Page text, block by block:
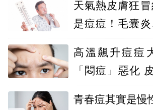
天氣熱皮膚狂
是痘痘！毛囊
高溫飆升痘痘
「悶痘」惡化
青春痘其實是慢